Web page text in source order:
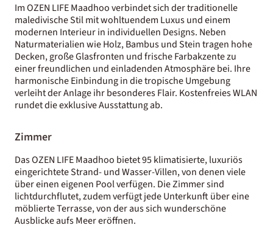
Im OZEN LIFE Maadhoo verbindet sich der traditionelle
maledivische Stil mit wohltuendem Luxus und einem
modernen Interieur in individuellen Designs. Neben
Naturmaterialien wie Holz, Bambus und Stein tragen hohe
Decken, große Glasfronten und frische Farbakzente zu
einer freundlichen und einladenden Atmosphäre bei. Ihre
harmonische Einbindung in die tropische Umgebung
verleiht der Anlage ihr besonderes Flair. Kostenfreies WLAN
rundet die exklusive Ausstattung ab.
Zimmer
Das OZEN LIFE Maadhoo bietet 95 klimatisierte, luxuriös
eingerichtete Strand- und Wasser-Villen, von denen viele
über einen eigenen Pool verfügen. Die Zimmer sind
lichtdurchflutet, zudem verfügt jede Unterkunft über eine
möblierte Terrasse, von der aus sich wunderschöne
Ausblicke aufs Meer eröffnen.